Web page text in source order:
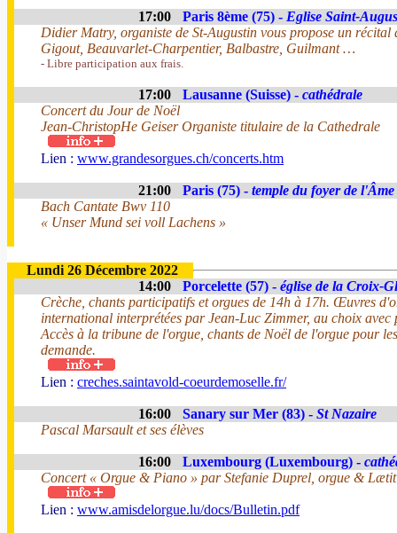
17:00 Paris 8ème (75) - Eglise Saint-
Didier Matry, organiste de St-Augustin vous propose un
Gigout, Beauvarlet-Charpentier, Balbastre, Guilmant …
- Libre participation aux frais.
17:00 Lausanne (Suisse) - cathédrale
Concert du Jour de Noël
Jean-ChristopHe Geiser Organiste titulaire de la Cathedrale
Lien : www.grandesorgues.ch/concerts.htm
21:00 Paris (75) - temple du foyer de l'Âme
Bach Cantate Bwv 110
« Unser Mund sei voll Lachens »
Lundi 26 Décembre 2022
14:00
Porcelette (57) - église de la Croix-
Crèche, chants participatifs et orgues de 14h à 17h. Œuvres
international interprétées par Jean-Luc Zimmer, au choix avec
Accès à la tribune de l'orgue, chants de Noël de l'orgue pour
demande.
Lien : creches.saintavold-coeurdemoselle.fr/
16:00 Sanary sur Mer (83) - St Nazaire
Pascal Marsault et ses élèves
16:00 Luxembourg (Luxembourg) -
Concert « Orgue & Piano » par Stefanie Duprel, orgue &
Lien : www.amisdelorgue.lu/docs/Bulletin.pdf